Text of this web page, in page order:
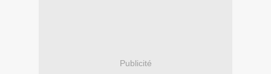
Publicité